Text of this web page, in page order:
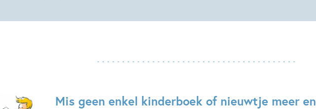
Mis geen enkel kinderboek of nieuwtje meer en